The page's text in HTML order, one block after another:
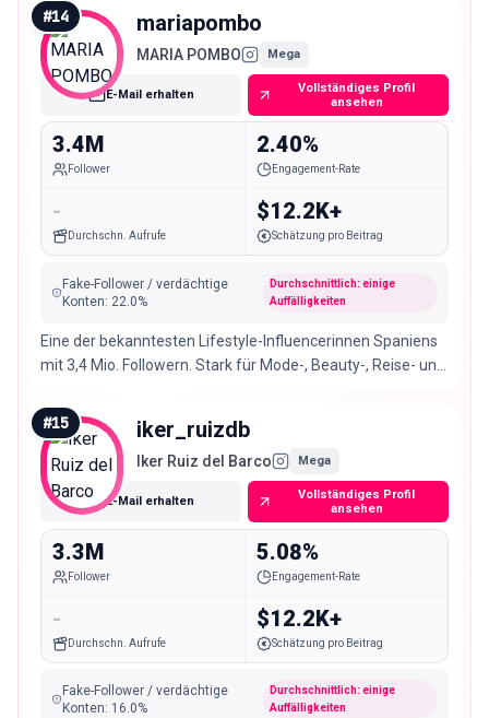
#14 mariapombo
MARIA POMBO Mega
E-Mail erhalten
Vollständiges Profil
ansehen
3.4M
Follower
2.40%
Engagement-Rate
-
Durchschn. Aufrufe
$12.2K+
Schätzung pro Beitrag
Fake-Follower / verdächtige
Konten: 22.0%
Durchschnittlich: einige
Auffälligkeiten
Eine der bekanntesten Lifestyle-Influencerinnen Spaniens
mit 3,4 Mio. Followern. Stark für Mode-, Beauty-, Reise- und
#15 iker_ruizdb
Iker Ruiz del Barco Mega
E-Mail erhalten
Vollständiges Profil
ansehen
3.3M
Follower
5.08%
Engagement-Rate
-
Durchschn. Aufrufe
$12.2K+
Schätzung pro Beitrag
Fake-Follower / verdächtige
Konten: 16.0%
Durchschnittlich: einige
Auffälligkeiten